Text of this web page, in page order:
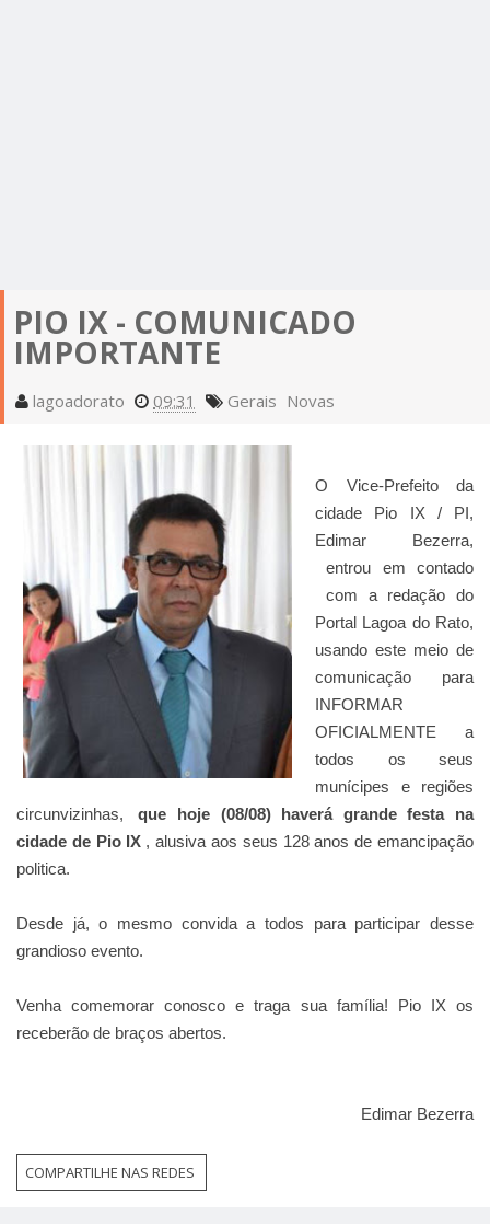
PIO IX - COMUNICADO
IMPORTANTE
lagoadorato 09:31 Gerais Novas
O Vice-Prefeito da
cidade Pio IX / PI,
Edimar Bezerra,
entrou em contado
com a redação do
Portal Lagoa do Rato,
usando este meio de
comunicação para
INFORMAR
OFICIALMENTE a
todos os seus
munícipes e regiões
circunvizinhas,
que hoje (08/08) haverá grande festa na
cidade de Pio IX , alusiva aos seus 128 anos de emancipação
politica.
Desde já, o mesmo convida a todos para participar desse
grandioso evento.
Venha comemorar conosco e traga sua família! Pio IX os
receberão de braços abertos.
Edimar Bezerra
COMPARTILHE NAS REDES